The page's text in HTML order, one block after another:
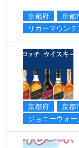
京都府
京都
リカーマウンテ
京都府
京都
ジョニーウォー